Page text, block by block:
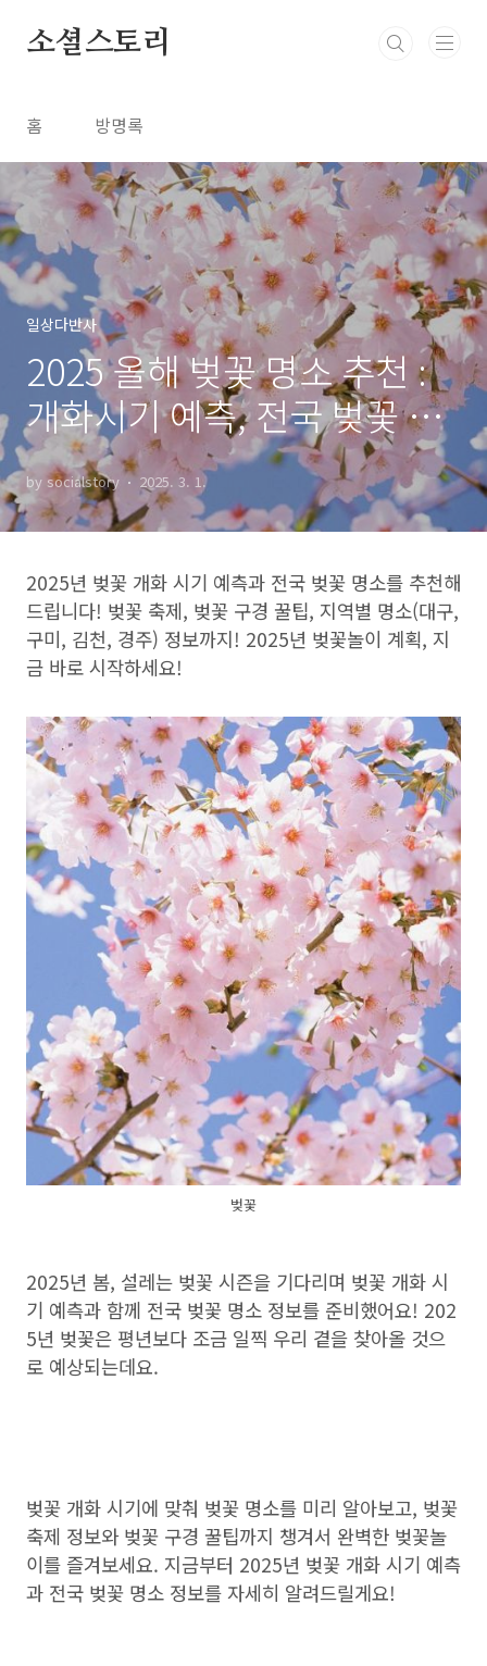
소셜스토리
홈 방명록
일상다반사
2025 올해 벚꽃 명소 추천 :
개화시기 예측, 전국 벚꽃 명
소
by socialstory 2025. 3. 1.
2025년 벚꽃 개화 시기 예측과 전국 벚꽃 명소를 추천해
드립니다! 벚꽃 축제, 벚꽃 구경 꿀팁, 지역별 명소(대구,
구미, 김천, 경주) 정보까지! 2025년 벚꽃놀이 계획, 지
금 바로 시작하세요!
벚꽃
2025년 봄, 설레는 벚꽃 시즌을 기다리며 벚꽃 개화 시
기 예측과 함께 전국 벚꽃 명소 정보를 준비했어요! 202
5년 벚꽃은 평년보다 조금 일찍 우리 곁을 찾아올 것으
로 예상되는데요.
벚꽃 개화 시기에 맞춰 벚꽃 명소를 미리 알아보고, 벚꽃
축제 정보와 벚꽃 구경 꿀팁까지 챙겨서 완벽한 벚꽃놀
이를 즐겨보세요. 지금부터 2025년 벚꽃 개화 시기 예측
과 전국 벚꽃 명소 정보를 자세히 알려드릴게요!